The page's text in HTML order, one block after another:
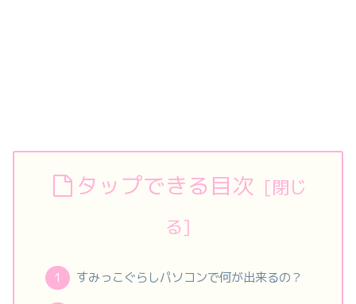
タップできる目次
すみっこぐらしパソコンで何が出来るの？